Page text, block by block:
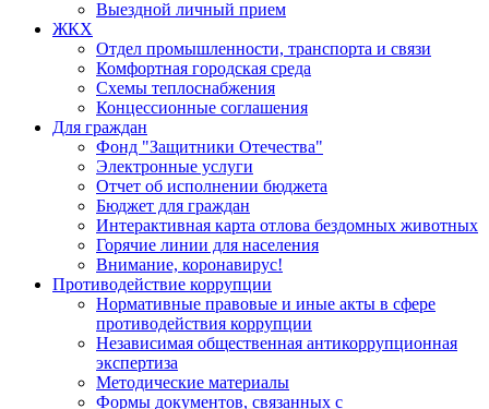
Выездной личный прием
ЖКХ
Отдел промышленности, транспорта и связи
Комфортная городская среда
Схемы теплоснабжения
Концессионные соглашения
Для граждан
Фонд "Защитники Отечества"
Электронные услуги
Отчет об исполнении бюджета
Бюджет для граждан
Интерактивная карта отлова бездомных животных
Горячие линии для населения
Внимание, коронавирус!
Противодействие коррупции
Нормативные правовые и иные акты в сфере
противодействия коррупции
Независимая общественная антикоррупционная
экспертиза
Методические материалы
Формы документов, связанных с